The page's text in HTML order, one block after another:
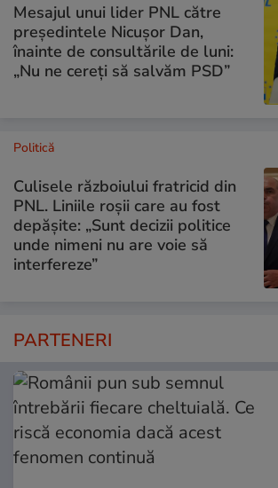
Mesajul unui lider PNL către
președintele Nicușor Dan,
înainte de consultările de luni:
„Nu ne cereți să salvăm PSD”
Politică
Culisele războiului fratricid din
PNL. Liniile roșii care au fost
depășite: „Sunt decizii politice
unde nimeni nu are voie să
interfereze”
PARTENERI